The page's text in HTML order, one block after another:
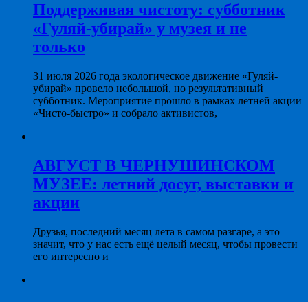
Поддерживая чистоту: субботник
«Гуляй-убирай» у музея и не
только
31 июля 2026 года экологическое движение «Гуляй-
убирай» провело небольшой, но результативный
субботник. Мероприятие прошло в рамках летней акции
«Чисто-быстро» и собрало активистов,
АВГУСТ В ЧЕРНУШИНСКОМ
МУЗЕЕ: летний досуг, выставки и
акции
Друзья, последний месяц лета в самом разгаре, а это
значит, что у нас есть ещё целый месяц, чтобы провести
его интересно и